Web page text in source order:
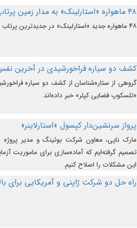
۴۸ ماهواره «استارلینک» به مدار زمین پرتاب شدند
۴۸ ماهواره جدید «استارلینک» در جدیدترین پرتاب شرکت «اسپیس‌ایکس» به مدار زمین رفتند.
کشف دو سیاره فراخورشیدی در آخرین
گروهی از ستاره‌شناسان از کشف دو سیاره
«تلسکوپ فضایی کپلر» خبر داده‌اند.
پرواز سرنشین‌دار کپسول «استارلاینر»
مارک ناپی، معاون شرکت بوئینگ و مدیر
تصمیم گرفته‌ایم که آماده‌سازی برای ماموریت
این مشکلات را اصلاح کنیم.
راه حل دو شرکت ژاپنی و آمریکایی برای